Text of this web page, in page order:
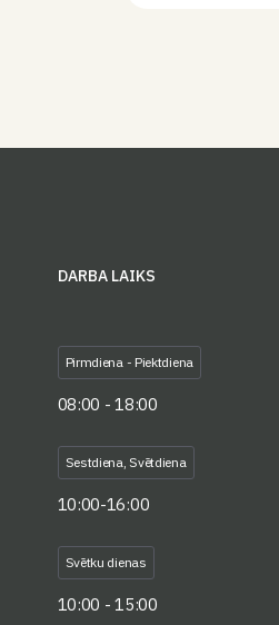
DARBA LAIKS
Pirmdiena - Piektdiena
08:00 - 18:00
Sestdiena, Svētdiena
10:00-16:00
Svētku dienas
10:00 - 15:00